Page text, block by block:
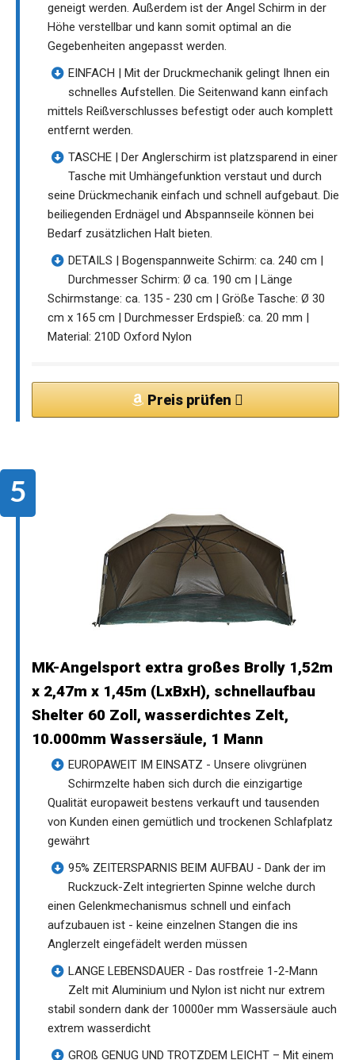
geneigt werden. Außerdem ist der Angel Schirm in der
Höhe verstellbar und kann somit optimal an die
Gegebenheiten angepasst werden.
EINFACH | Mit der Druckmechanik gelingt Ihnen ein
schnelles Aufstellen. Die Seitenwand kann einfach
mittels Reißverschlusses befestigt oder auch komplett
entfernt werden.
TASCHE | Der Anglerschirm ist platzsparend in einer
Tasche mit Umhängefunktion verstaut und durch
seine Drückmechanik einfach und schnell aufgebaut. Die
beiliegenden Erdnägel und Abspannseile können bei
Bedarf zusätzlichen Halt bieten.
DETAILS | Bogenspannweite Schirm: ca. 240 cm |
Durchmesser Schirm: Ø ca. 190 cm | Länge
Schirmstange: ca. 135 - 230 cm | Größe Tasche: Ø 30
cm x 165 cm | Durchmesser Erdspieß: ca. 20 mm |
Material: 210D Oxford Nylon
Preis prüfen
MK-Angelsport extra großes Brolly 1,52m
x 2,47m x 1,45m (LxBxH), schnellaufbau
Shelter 60 Zoll, wasserdichtes Zelt,
10.000mm Wassersäule, 1 Mann
EUROPAWEIT IM EINSATZ - Unsere olivgrünen
Schirmzelte haben sich durch die einzigartige
Qualität europaweit bestens verkauft und tausenden
von Kunden einen gemütlich und trockenen Schlafplatz
gewährt
95% ZEITERSPARNIS BEIM AUFBAU - Dank der im
Ruckzuck-Zelt integrierten Spinne welche durch
einen Gelenkmechanismus schnell und einfach
aufzubauen ist - keine einzelnen Stangen die ins
Anglerzelt eingefädelt werden müssen
LANGE LEBENSDAUER - Das rostfreie 1-2-Mann
Zelt mit Aluminium und Nylon ist nicht nur extrem
stabil sondern dank der 10000er mm Wassersäule auch
extrem wasserdicht
GROß GENUG UND TROTZDEM LEICHT – Mit einem